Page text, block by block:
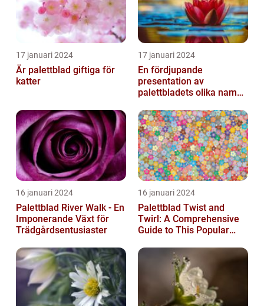
17 januari 2024
Är palettblad giftiga för
katter
17 januari 2024
En fördjupande
presentation av
palettbladets olika namn
16 januari 2024
Palettblad River Walk - En
Imponerande Växt för
Trädgårdsentusiaster
16 januari 2024
Palettblad Twist and
Twirl: A Comprehensive
Guide to This Popular